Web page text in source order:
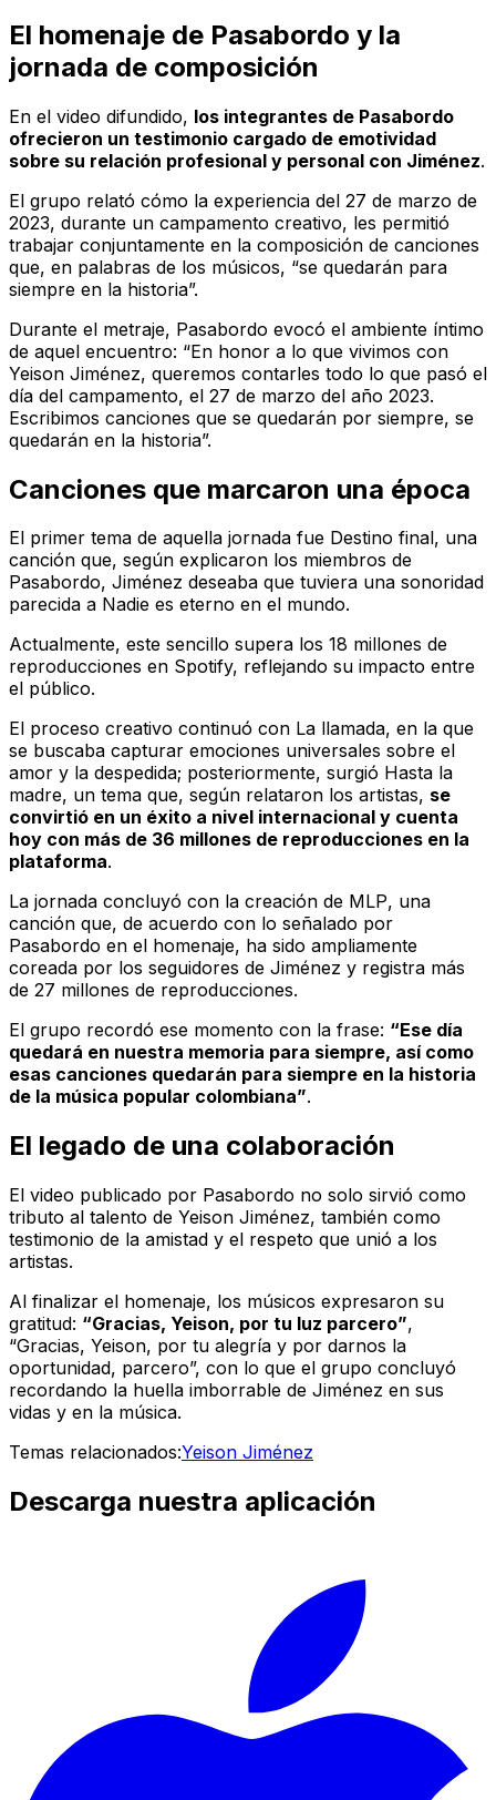
El homenaje de Pasabordo y la
jornada de composición
En el video difundido, los integrantes de Pasabordo
ofrecieron un testimonio cargado de emotividad
sobre su relación profesional y personal con Jiménez.
El grupo relató cómo la experiencia del 27 de marzo de
2023, durante un campamento creativo, les permitió
trabajar conjuntamente en la composición de canciones
que, en palabras de los músicos, “se quedarán para
siempre en la historia”.
Durante el metraje, Pasabordo evocó el ambiente íntimo
de aquel encuentro: “En honor a lo que vivimos con
Yeison Jiménez, queremos contarles todo lo que pasó el
día del campamento, el 27 de marzo del año 2023.
Escribimos canciones que se quedarán por siempre, se
quedarán en la historia”.
Canciones que marcaron una época
El primer tema de aquella jornada fue Destino final, una
canción que, según explicaron los miembros de
Pasabordo, Jiménez deseaba que tuviera una sonoridad
parecida a Nadie es eterno en el mundo.
Actualmente, este sencillo supera los 18 millones de
reproducciones en Spotify, reflejando su impacto entre
el público.
El proceso creativo continuó con La llamada, en la que
se buscaba capturar emociones universales sobre el
amor y la despedida; posteriormente, surgió Hasta la
madre, un tema que, según relataron los artistas, se
convirtió en un éxito a nivel internacional y cuenta
hoy con más de 36 millones de reproducciones en la
plataforma.
La jornada concluyó con la creación de MLP, una
canción que, de acuerdo con lo señalado por
Pasabordo en el homenaje, ha sido ampliamente
coreada por los seguidores de Jiménez y registra más
de 27 millones de reproducciones.
El grupo recordó ese momento con la frase: “Ese día
quedará en nuestra memoria para siempre, así como
esas canciones quedarán para siempre en la historia
de la música popular colombiana”.
El legado de una colaboración
El video publicado por Pasabordo no solo sirvió como
tributo al talento de Yeison Jiménez, también como
testimonio de la amistad y el respeto que unió a los
artistas.
Al finalizar el homenaje, los músicos expresaron su
gratitud: “Gracias, Yeison, por tu luz parcero”,
“Gracias, Yeison, por tu alegría y por darnos la
oportunidad, parcero”, con lo que el grupo concluyó
recordando la huella imborrable de Jiménez en sus
vidas y en la música.
Temas relacionados:Yeison Jiménez
Descarga nuestra aplicación